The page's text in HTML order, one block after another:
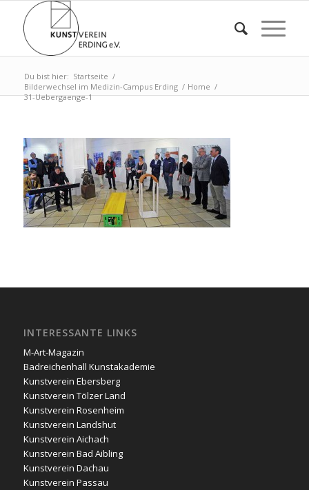
Du bist hier: Startseite /
Bilderwechsel im Medizin-Campus Erding / Home /
31-Uebergaenge-1
INTERESSANTE LINKS
M-Art-Magazin
Badreichenhall Kunstakademie
Kunstverein Ebersberg
Kunstverein Tölzer Land
Kunstverein Rosenheim
Kunstverein Landshut
Kunstverein Aichach
Kunstverein Bad Aibling
Kunstverein Dachau
Kunstverein Passau